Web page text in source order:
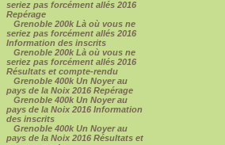
seriez pas forcément allés 2016
Repérage
Grenoble 200k Là où vous ne
seriez pas forcément allés 2016
Information des inscrits
Grenoble 200k Là où vous ne
seriez pas forcément allés 2016
Résultats et compte-rendu
Grenoble 400k Un Noyer au
pays de la Noix 2016 Repérage
Grenoble 400k Un Noyer au
pays de la Noix 2016 Information
des inscrits
Grenoble 400k Un Noyer au
pays de la Noix 2016 Résultats et